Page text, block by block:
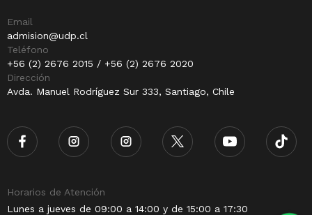
Email
admision@udp.cl
Teléfono
+56 (2) 2676 2015 / +56 (2) 2676 2020
Dirección
Avda. Manuel Rodríguez Sur 333, Santiago, Chile
Horarios de Atención
Lunes a jueves de 09:00 a 14:00 y de 15:00 a 17:30